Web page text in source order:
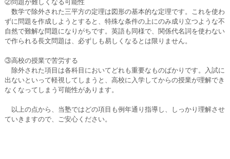
②問題が難しくなる可能性
数学で除外された三平方の定理は図形の基本的な定理です。これを使わ
ずに問題を作成しようとすると、特殊な条件の上にのみ成り立つような不
自然で難解な問題になりがちです。英語も同様で、関係代名詞を使わない
で作られる長文問題は、必ずしも易しくなるとは限りません。
③高校の授業で苦労する
除外された項目は各科目においてどれも重要なものばかりです。入試に
出ないといって軽視してしまうと、高校に入学してからの授業が理解でき
なくなってしまう可能性があります。
以上の点から、当塾ではどの項目も例年通り指導し、しっかり理解させ
ていきますので、ご安心ください。